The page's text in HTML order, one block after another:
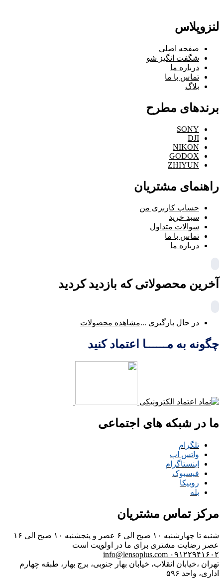
لنزوپلاس
صفحه اصلی
شگفت انگیز شو
درباره ما
تماس با ما
بلاگ
برندهای مطرح
SONY
DJI
NIKON
GODOX
ZHIYUN
راهنمای مشتریان
حساب کاربری من
سبد خرید
سوالات متداول
تماس با ما
درباره ما
آخرین محصولاتی که بازدید کردید
در حال بارگیری ...مشاهده محصولات
چگونه به مــــــا اعتماد کنید
ما در شبکه های اجتماعی
تلگرام
واتس اپ
اینستاگرام
فیسبوک
روبیکا
بله
مرکز تماس مشتریان
شنبه تا چهارشنبه ۱۰ صبح الی ۶ عصر و پنجشنبه ۱۰ صبح الی ۱۶
عصر رضایت مشتری برای ما در اولویت است
۰۹۱۲۲۹۴۱۶۰۲ info@lensoplus.com
تهران ،خیابان انقلاب، خیابان بهار جنوبی، برج بهار، طبقه چهارم
اداری، واحد ۵۹۶